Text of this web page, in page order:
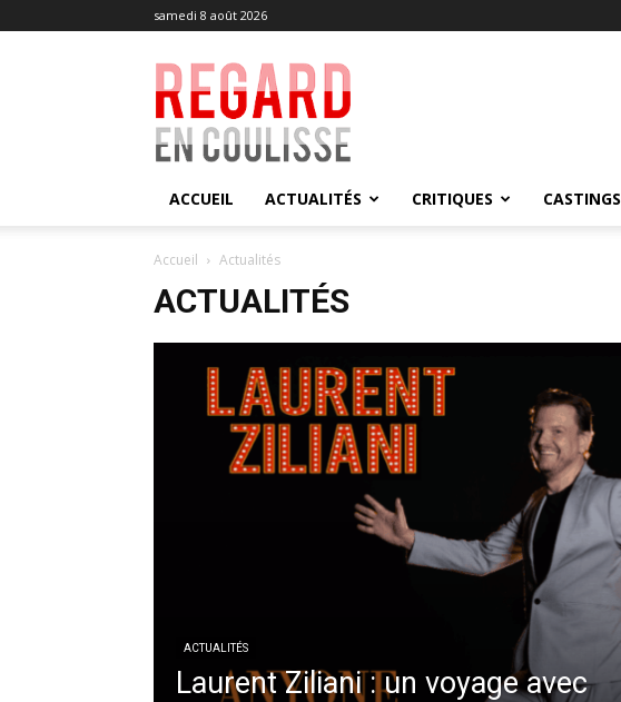
samedi 8 août 2026
Regard
en
Coulisse
ACCUEIL ACTUALITÉS CRITIQUES CASTINGS
Accueil Actualités
ACTUALITÉS
ACTUALITÉS
Laurent Ziliani : un voyage avec